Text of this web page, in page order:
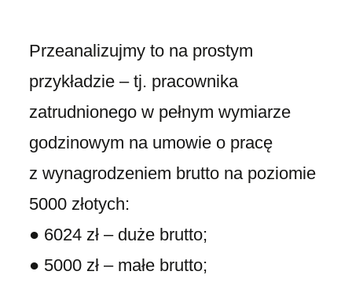
Przeanalizujmy to na prostym
przykładzie – tj. pracownika
zatrudnionego w pełnym wymiarze
godzinowym na umowie o pracę
z wynagrodzeniem brutto na poziomie
5000 złotych:
● 6024 zł – duże brutto;
● 5000 zł – małe brutto;